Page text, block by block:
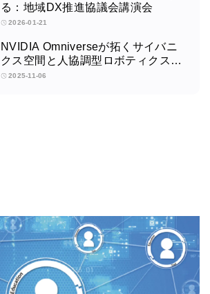
る：地域DX推進協議会講演会
2026-01-21
NVIDIA Omniverseが拓くサイバニ
クス空間と人協調型ロボティクスの
未来：筑波大学サイバニクス研究セ
2025-11-06